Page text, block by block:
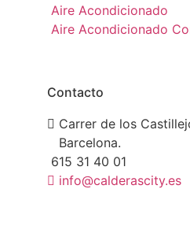
Aire Acondicionado
Aire Acondicionado
Contacto
Carrer de los
Barcelona.
615 31 40 01
info@calderascity.es